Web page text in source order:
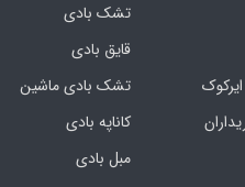
تشک بادی
قایق بادی
تشک بادی ماشین
کاناپه بادی
مبل بادی